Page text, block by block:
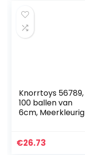
Knorrtoys 56789,
100 ballen van
6cm, Meerkleurig
€26.73